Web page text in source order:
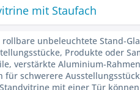
mit Staufach
rollbare unbeleuchtete Stand-
Produkte oder
verstärkte Aluminium-
für schwerere
mit einer Tür